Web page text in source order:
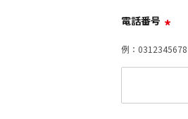
電話番号 *
例：0312345678